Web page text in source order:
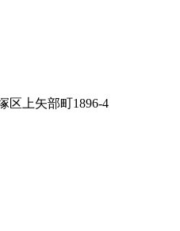
区上矢部町1896-4